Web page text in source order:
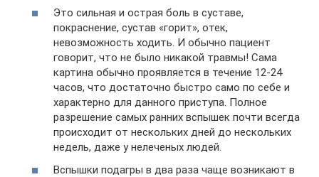
Это сильная и острая боль в суставе,
покраснение, сустав «горит», отек,
невозможность ходить. И обычно пациент
говорит, что не было никакой травмы! Сама
картина обычно проявляется в течение 12-24
часов, что достаточно быстро само по себе и
характерно для данного приступа. Полное
разрешение самых ранних вспышек почти всегда
происходит от нескольких дней до нескольких
недель, даже у нелеченых людей.
Вспышки подагры в два раза чаще возникают в